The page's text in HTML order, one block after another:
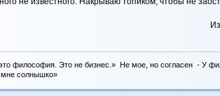
философия. Это не бизнес.» Не мое, но согласен - У
мне солнышко»